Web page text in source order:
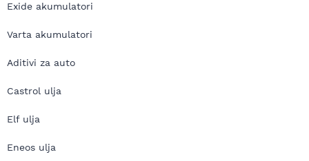
Exide akumulatori
Varta akumulatori
Aditivi za auto
Castrol ulja
Elf ulja
Eneos ulja